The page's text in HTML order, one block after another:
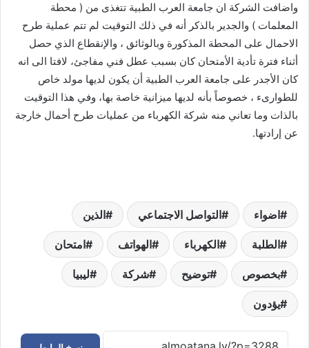
واضافت الشركة ان جامعة العرب الطبية تتغذى من ( محطة
المعلمات ) والجدير بالذكر أنه في ذلك التوقيت لم تتم عملية طرح
الاحمال على المحطة المذكورة وبالوثائق ، والإنقطاع الذي حصل
أثناء فترة تأدية الأمتحان كان بسبب عطل فني مفاجئ، لافتا الى انه
كان الأجدر على جامعة العرب الطبية أن يكون لديها مولد خاص
للطوارىء ، خصوصاً بأنه لديها ميزانية خاصة بها، وفي هذا التوقيت
بالذات وما تعاني منه شركة الكهرباء من عمليات طرح أحمال خارجة
عن إرادتها.
اضواء التواصل الاجتماعي الذين
الطلبة الكهرباء الهواتف امتحان
بخصوص توضيح شركة ليبيا
يؤدون